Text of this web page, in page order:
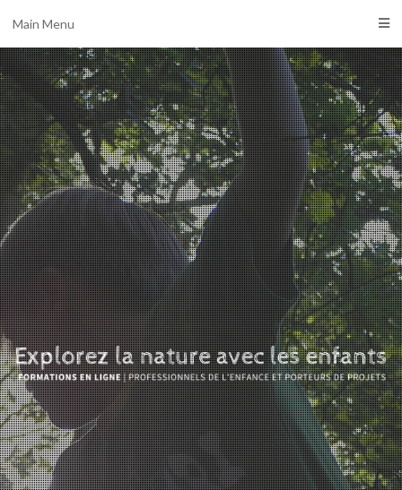
Eveil et Nature
Outils et Formations en ligne pour explorer la nature
avec les enfants
Main Menu